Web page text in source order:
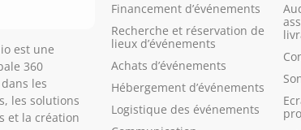
est une
360
les
les solutions
et la création
Financement d’événements
Recherche et réservation de
lieux d’événements
Achats d’événements
Hébergement d’événements
Logistique des événements